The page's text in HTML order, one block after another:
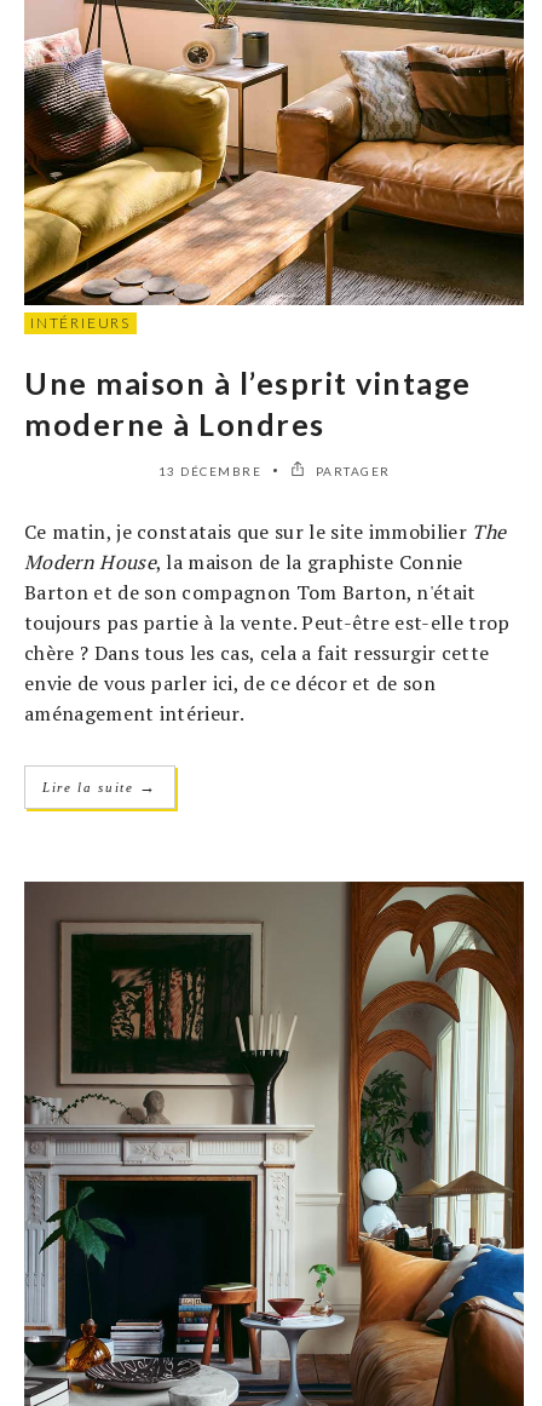
INTÉRIEURS
Une maison à l’esprit vintage
moderne à Londres
13 DÉCEMBRE PARTAGER
Ce matin, je constatais que sur le site immobilier The
Modern House, la maison de la graphiste Connie
Barton et de son compagnon Tom Barton, n'était
toujours pas partie à la vente. Peut-être est-elle trop
chère ? Dans tous les cas, cela a fait ressurgir cette
envie de vous parler ici, de ce décor et de son
aménagement intérieur.
Lire la suite →